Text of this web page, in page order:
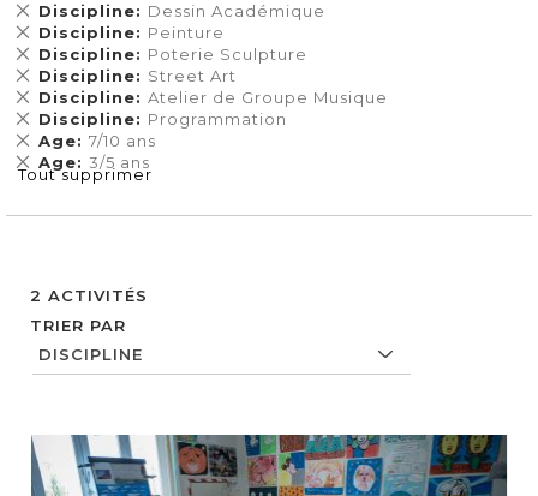
2 ACTIVITÉS
TRIER PAR
Discipline Dessin Académique
Supprimer
cet
Élément
Discipline Peinture
Supprimer
cet
Élément
Discipline Poterie Sculpture
Supprimer
cet
Élément
Discipline Street Art
Supprimer
cet
Élément
Discipline Atelier de Groupe Musique
Supprimer
cet
Élément
Discipline Programmation
Supprimer
cet
Élément
Age 7/10 ans
Supprimer
cet
Élément
Age 3/5 ans
Supprimer
cet
Tout supprimer